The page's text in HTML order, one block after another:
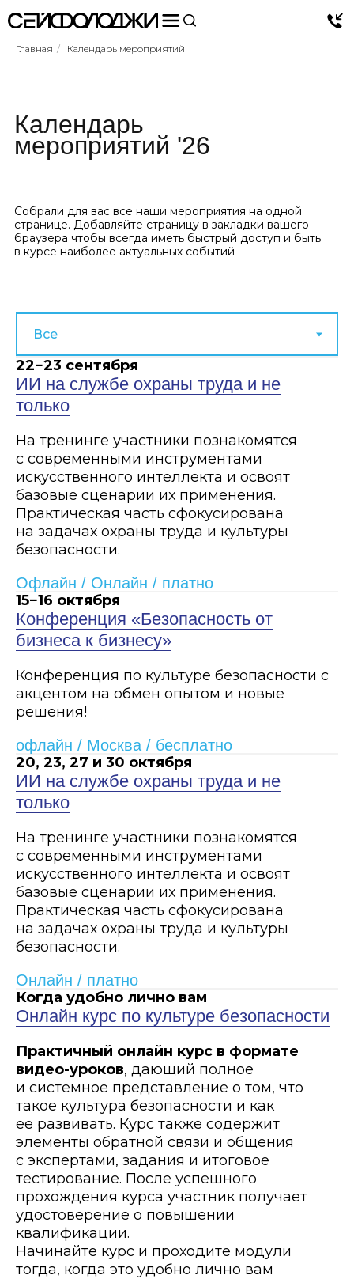
Главная / Календарь мероприятий
Календарь
мероприятий '26
Собрали для вас все наши мероприятия на одной
странице. Добавляйте страницу в закладки вашего
браузера чтобы всегда иметь быстрый доступ и быть
в курсе наиболее актуальных событий
22−23 сентября
ИИ на службе охраны труда и не
только
На тренинге участники познакомятся
с современными инструментами
искусственного интеллекта и освоят
базовые сценарии их применения.
Практическая часть сфокусирована
на задачах охраны труда и культуры
безопасности.
Офлайн / Онлайн / платно
15−16 октября
Конференция «Безопасность от
бизнеса к бизнесу»
Конференция по культуре безопасности с
акцентом на обмен опытом и новые
решения!
офлайн / Москва / бесплатно
20, 23, 27 и 30 октября
ИИ на службе охраны труда и не
только
На тренинге участники познакомятся
с современными инструментами
искусственного интеллекта и освоят
базовые сценарии их применения.
Практическая часть сфокусирована
на задачах охраны труда и культуры
безопасности.
Онлайн / платно
Когда удобно лично вам
Онлайн курс по культуре безопасности
Практичный онлайн курс в формате
видео-уроков, дающий полное
и системное представление о том, что
такое культура безопасности и как
ее развивать. Курс также содержит
элементы обратной связи и общения
с экспертами, задания и итоговое
тестирование. После успешного
прохождения курса участник получает
удостоверение о повышении
квалификации.
Начинайте курс и проходите модули
тогда, когда это удобно лично вам